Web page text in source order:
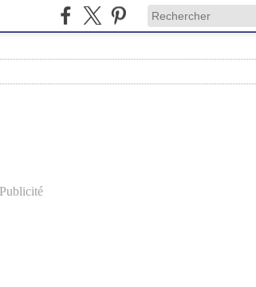
Publicité